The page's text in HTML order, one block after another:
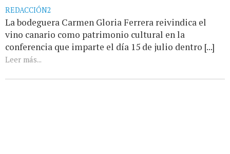
REDACCIÓN2
La bodeguera Carmen Gloria Ferrera reivindica el
vino canario como patrimonio cultural en la
conferencia que imparte el día 15 de julio dentro [...]
Leer más...